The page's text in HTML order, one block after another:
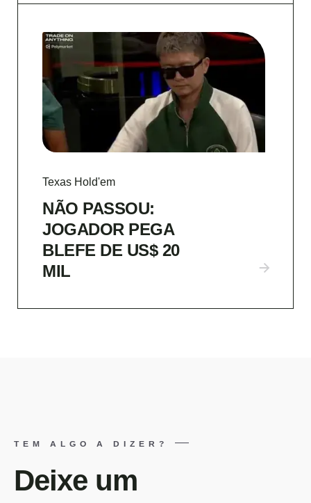
Texas Hold'em
NÃO PASSOU:
JOGADOR PEGA
BLEFE DE US$ 20
MIL
TEM ALGO A DIZER?
Deixe um